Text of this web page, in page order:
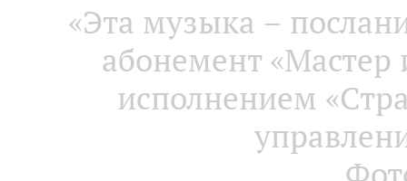
«Эта музыка –
абонемент
исполнением